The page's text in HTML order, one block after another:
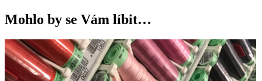
Mohlo by se Vám líbit…